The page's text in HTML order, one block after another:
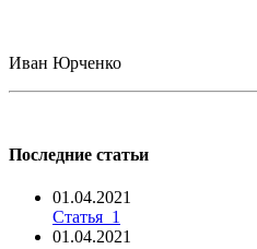
Иван Юрченко
Последние статьи
01.04.2021
Статья_1
01.04.2021